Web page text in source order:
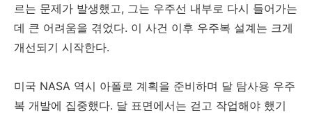
르는 문제가 발생했고, 그는 우주선 내부로 다시 들어가는
데 큰 어려움을 겪었다. 이 사건 이후 우주복 설계는 크게
개선되기 시작한다.
미국 NASA 역시 아폴로 계획을 준비하며 달 탐사용 우주
복 개발에 집중했다. 달 표면에서는 걷고 작업해야 했기